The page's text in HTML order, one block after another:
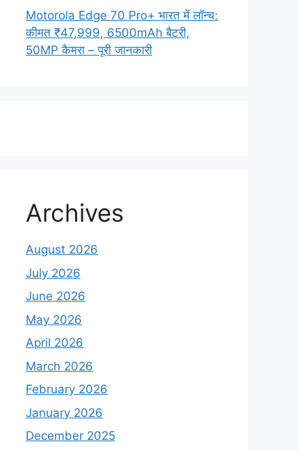
Motorola Edge 70 Pro+ भारत में लॉन्च:
कीमत ₹47,999, 6500mAh बैटरी,
50MP कैमरा – पूरी जानकारी
Archives
August 2026
July 2026
June 2026
May 2026
April 2026
March 2026
February 2026
January 2026
December 2025